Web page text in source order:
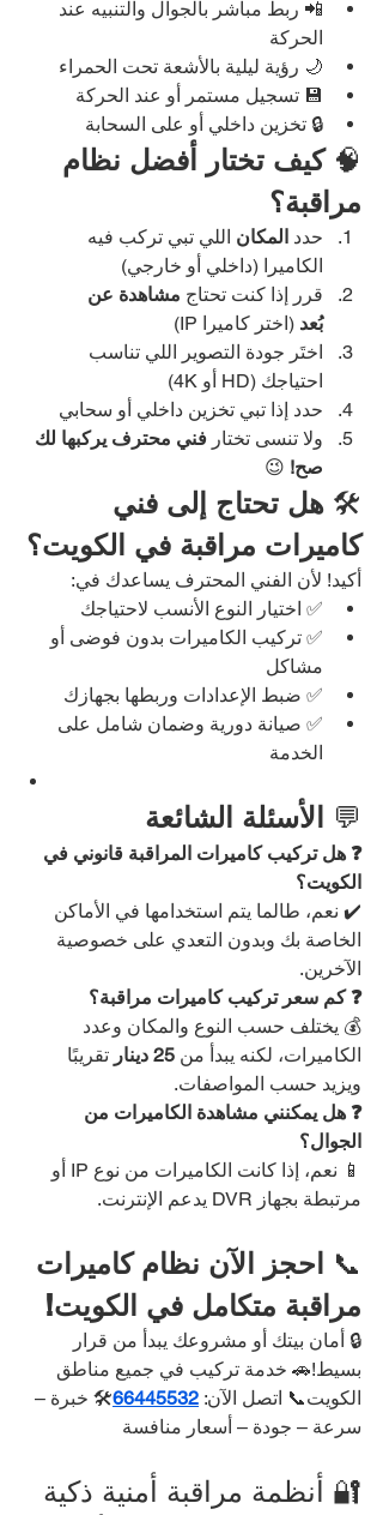
📲 ربط مباشر بالجوال والتنبيه عند
الحركة
🌙 رؤية ليلية بالأشعة تحت الحمراء
💾 تسجيل مستمر أو عند الحركة
🔒 تخزين داخلي أو على السحابة
🧠 كيف تختار أفضل نظام
مراقبة؟
حدد المكان اللي تبي تركب فيه
الكاميرا (داخلي أو خارجي)
قرر إذا كنت تحتاج مشاهدة عن
بُعد (اختر كاميرا IP)
اختَر جودة التصوير اللي تناسب
احتياجك (HD أو 4K)
حدد إذا تبي تخزين داخلي أو سحابي
ولا تنسى تختار فني محترف يركبها لك
صح! 😉
🛠️ هل تحتاج إلى فني
كاميرات مراقبة في الكويت؟
أكيد! لأن الفني المحترف يساعدك في:
✅ اختيار النوع الأنسب لاحتياجك
✅ تركيب الكاميرات بدون فوضى أو
مشاكل
✅ ضبط الإعدادات وربطها بجهازك
✅ صيانة دورية وضمان شامل على
الخدمة
💬 الأسئلة الشائعة
❓ هل تركيب كاميرات المراقبة قانوني في
الكويت؟
✔️ نعم، طالما يتم استخدامها في الأماكن
الخاصة بك وبدون التعدي على خصوصية
الآخرين.
❓ كم سعر تركيب كاميرات مراقبة؟
💰 يختلف حسب النوع والمكان وعدد
الكاميرات، لكنه يبدأ من 25 دينار
تقريبًا
ويزيد حسب المواصفات.
❓ هل يمكنني مشاهدة الكاميرات من
الجوال؟
📱 نعم، إذا كانت الكاميرات من نوع IP أو
مرتبطة بجهاز DVR يدعم الإنترنت.
📞
احجز الآن نظام كاميرات
مراقبة متكامل في الكويت!
🔒 أمان بيتك أو مشروعك يبدأ من قرار
بسيط!🚗 خدمة تركيب في جميع مناطق
الكويت📞 اتصل الآن: 66445532🛠️ خبرة –
سرعة – جودة – أسعار منافسة
🔐 أنظمة مراقبة أمنية ذكية